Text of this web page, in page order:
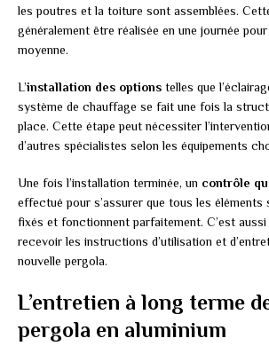
les poutres et la toiture sont assemblées.
généralement être réalisée en une journée
moyenne.
L’installation des options telles que
système de chauffage se fait une fois la
place. Cette étape peut nécessiter
d’autres spécialistes selon les équipements
Une fois l’installation terminée, un contrôle
effectué pour s’assurer que tous les
fixés et fonctionnent parfaitement. C’est aussi
recevoir les instructions d’utilisation et
nouvelle pergola.
L’entretien à long terme
pergola en aluminium